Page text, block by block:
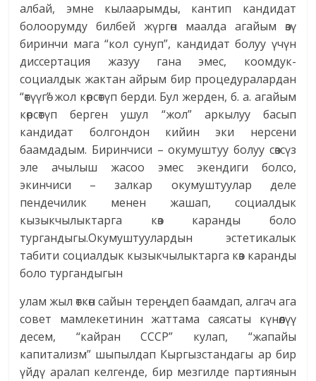
албай, эмне кылаарымды, кантип кандидат
болоорумду билбей жүргөн маалда агайым өзү
биринчи мага “кол сунуп”, кандидат болуу үчүн
диссертация жазуу гана эмес, коомдук-
социалдык жактан айрым бир процедуралардан
“өтүүгө” жол көрсөтүп берди. Бул жерден, б. а. агайым
көрсөтүп берген ушул “жол” аркылуу басып
кандидат болгондон кийин эки нерсени
баамдадым. Биринчиси – окумуштуу болуу сөзсүз
эле ачылыш жасоо эмес экендиги болсо,
экинчиси – залкар окумуштуулар деле
пендечилик менен жашап, социалдык
кызыкчылыктарга көз каранды боло
тургандыгы.Окумуштуулардын эстетикалык
табити социалдык кызыкчылыктарга көз каранды
боло тургандыгын
улам жыл өткөн сайын тереңдеп баамдап, алгач ага
совет мамлекетинин жаттама саясаты күнөөлүү
десем, “кайран СССР” кулап, “жапайы
капитализм” шыпылдап Кыргызстандагы ар бир
үйдү аралап келгенде, бир мезгилде партиянын